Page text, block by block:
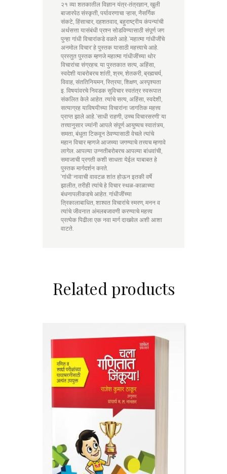
२१ व्या शतकातील विज्ञान यंत्र-तंत्रज्ञान, खुली
बाजारपेठ संस्कृती, पर्यावरणाचा ऱ्हास, नैसर्गिक
संकटे, हिंसाचार, दहशतवाद, बहुराष्ट्रीय कंपन्यांची
अर्थसत्ता यासंबंधी प्रश्न सोडविण्यासाठी संपूर्ण जग
पुन्हा गांधी विचारांकडे वळते आहे. ‘महात्मा गांधीजींचे
अनमोल विचार’ हे पुस्तक यासाठी महत्त्वाचे आहे.
प्रस्तुत पुस्तक म्हणजे महात्मा गांधीजींच्या थोर
विचारांचा संग्रहच. या पुस्तकात सत्य, अहिंसा,
स्वदेशी याबरोबरच शांती, श्रम, शेतकरी, ब्रह्मचर्य,
विवाह, संततिनियमन, स्त्रिया, शिक्षण, अस्पृश्यता
इ. विषयांवरचे निवडक सुविचार स्वतंत्र स्वरूपात
संकलित केले आहेत. त्यांचे सत्य, अहिंसा, स्वदेशी,
सत्याग्रह याविषयीच्या विचारांना जागतिक महत्त्व
प्राप्त झाले आहे. ‘साधी राहणी, उच्च विचारसरणी’ या
तत्त्वानुसार ज्यांनी आपले संपूर्ण आयुष्यच स्वातंत्र्य,
समता, बंधुता टिकवून ठेवण्यासाठी वेचले त्यांचे
महान विचार म्हणजे आजच्या जगण्याचे तत्त्वच म्हणावे
लागेल. आपल्या उन्नतीबरोबरच आपल्या बांधवांची,
समाजाची प्रगती कशी साधता येईल याबाबत हे
पुस्तक मार्गदर्शन करते.
‘गांधी’ नावाची वावटळ शांत होऊन इतकी वर्षे
झालीत, तरीही त्यांचे हे विचार स्थळ-काळाच्या
बंधनापलीकडचे आहेत. गांधीजींच्या
त्रिकालाबाधित, शाश्वत विचारांचे स्मरण, मनन व
त्यांचे जीवनात अंमलबजावणी करण्याचे महत्त्व
प्रत्येक पिढीला एक नवा मार्ग दाखवेल अशी आशा
वाटते.
Related products